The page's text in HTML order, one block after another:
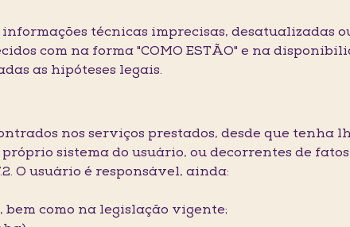
técnicas imprecisas, desatualizadas
com na forma "COMO ESTÃO" e na
as hipóteses legais.
nos serviços prestados, desde que tenha
sistema do usuário, ou decorrentes de
O usuário é responsável, ainda:
como na legislação vigente;